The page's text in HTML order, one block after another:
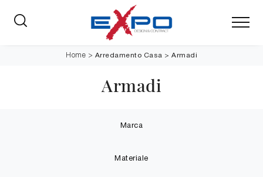
Home > Arredamento Casa > Armadi
Armadi
Marca
Materiale